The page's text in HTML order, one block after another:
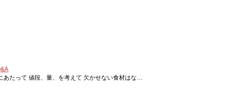
あたって 値段、量、を考えて 欠かせない食材はな…